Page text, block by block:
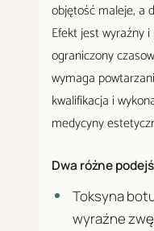
objętość maleje, a
Efekt jest wyraźny
ograniczony
wymaga
kwalifikacja i
medycyny
Dwa różne
Toksyna
wyraźne